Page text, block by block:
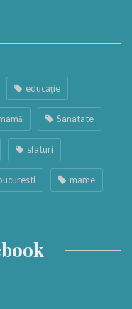
educație
Sanatate
sfaturi
mame